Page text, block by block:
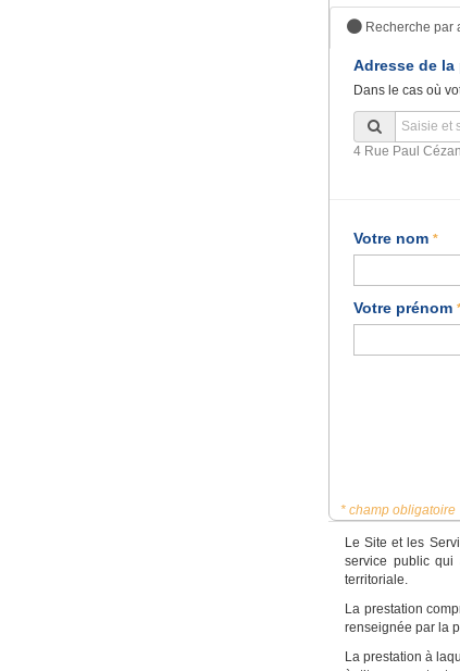
Recherche par
Adresse de la
Dans le cas où
4 Rue Paul
Votre nom *
Votre prénom
* champ obligatoire
Le Site et les
service public qui
territoriale.
La prestation
renseignée par la
La prestation à